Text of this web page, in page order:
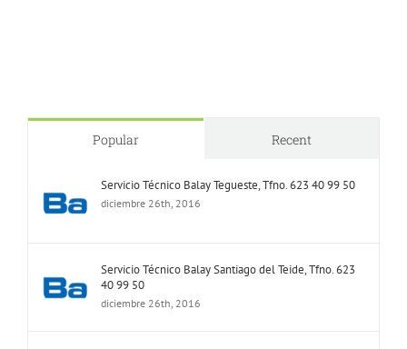
Popular Recent
Servicio Técnico Balay Tegueste, Tfno. 623 40 99 50
diciembre 26th, 2016
Servicio Técnico Balay Santiago del Teide, Tfno. 623
40 99 50
diciembre 26th, 2016